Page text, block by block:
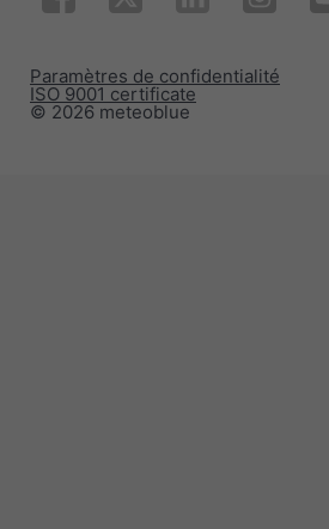
© 2026 meteoblue
ISO 9001 certificate
Paramètres de confidentialité